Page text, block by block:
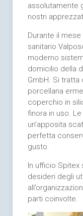
assolutamente
nostri
Durante il
sanitario
moderno
domicilio della
GmbH. Si tratta
porcellana
coperchio in
finora in uso.
un’apposita
perfetta
gusto.
In ufficio Spitex
desideri degli
parti coinvolte.